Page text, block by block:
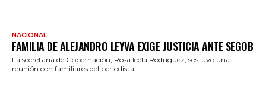
NACIONAL
FAMILIA DE ALEJANDRO LEYVA EXIGE JUSTICIA ANTE SEGOB
La secretaria de Gobernación, Rosa Icela Rodríguez, sostuvo una
reunión con familiares del periodista...